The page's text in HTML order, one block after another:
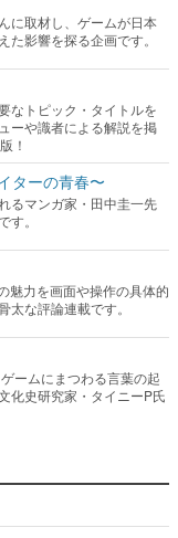
なトピック・タイトルを
や識者による解説を掲
ーの青春〜
るマンガ家・田中圭一先
す。
魅力を画面や操作の具体的
な評論連載です。
ームにまつわる言葉の起
史研究家・タイニーP氏